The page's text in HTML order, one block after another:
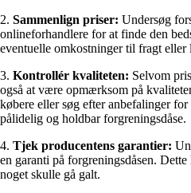
2. Sammenlign priser: Undersøg
onlineforhandlere for at finde den
eventuelle omkostninger til fragt
3. Kontrollér kvaliteten: Selvom
også at være opmærksom på
købere eller søg efter anbefalinger
pålidelig og holdbar forgreningsdåse.
4. Tjek producentens garantier:
en garanti på forgreningsdåsen.
noget skulle gå galt.